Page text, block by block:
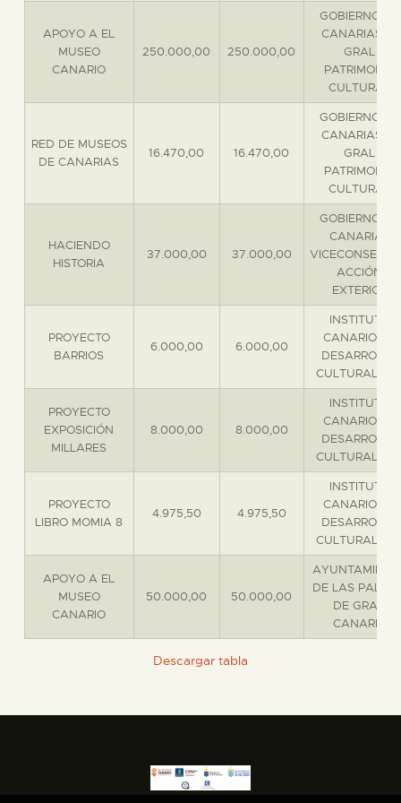
ESPAÑOL
COLECCIONES
DIDÁCTICA
ESPAÑOL
APOYO A EL
MUSEO
CANARIO
250.000,00 250.000,00
GOBIERNO DE
CANARIAS D.
GRAL
PATRIMONIO
CULTURAL
RED DE MUSEOS
DE CANARIAS
16.470,00 16.470,00
GOBIERNO DE
CANARIAS D.
GRAL
PATRIMONIO
CULTURAL
HACIENDO
HISTORIA
37.000,00 37.000,00
GOBIERNO DE
CANARIAS
ACCIÓN
EXTERIOR
PROYECTO
BARRIOS
6.000,00 6.000,00
INSTITUTO
CANARIO DE
DESARROLLO
CULTURAL
PROYECTO
EXPOSICIÓN
MILLARES
8.000,00 8.000,00
INSTITUTO
CANARIO DE
DESARROLLO
CULTURAL
PROYECTO
LIBRO MOMIA 8
4.975,50 4.975,50
INSTITUTO
CANARIO DE
DESARROLLO
CULTURAL
APOYO A EL
MUSEO
CANARIO
50.000,00 50.000,00
DE LAS
DE GRAN
CANARIA
Descargar tabla